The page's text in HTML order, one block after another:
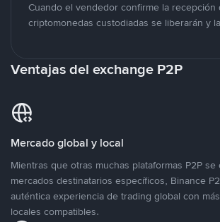
Cuando el vendedor confirme la recepción
criptomonedas custodiadas se liberarán y
Ventajas del exchange P2P
Mercado global y local
Mientras que otras muchas plataformas P2P se
mercados destinatarios específicos, Binance
auténtica experiencia de trading global con
locales compatibles.